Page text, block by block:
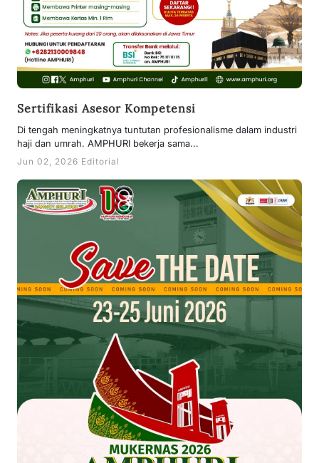
Sertifikasi Asesor Kompetensi
Di tengah meningkatnya tuntutan profesionalisme dalam industri
haji dan umrah. AMPHURI bekerja sama...
Jun 02, 2026 Editorial